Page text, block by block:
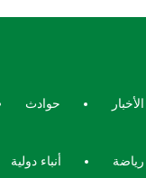
الأخبار حوادث
رياضة أنباء دولية